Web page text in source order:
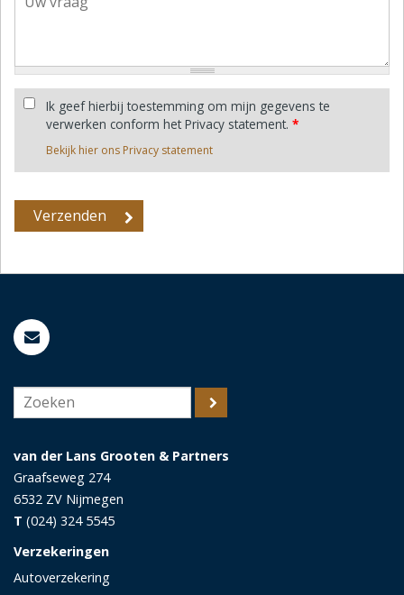
Ik geef hierbij toestemming om mijn gegevens te
verwerken conform het Privacy statement. *
Bekijk hier ons Privacy statement
van der Lans Grooten & Partners
Graafseweg 274
6532 ZV Nijmegen
T (024) 324 5545
Verzekeringen
Autoverzekering